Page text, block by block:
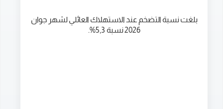
بلغت نسبة التضخم عند الاستهلاك العائلي لشهر جوان
2026 نسبة 5,3%.